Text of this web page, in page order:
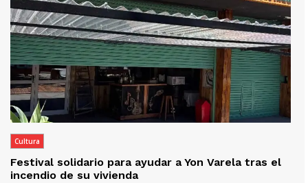
Cultura
Festival solidario para ayudar a Yon Varela tras el
incendio de su vivienda